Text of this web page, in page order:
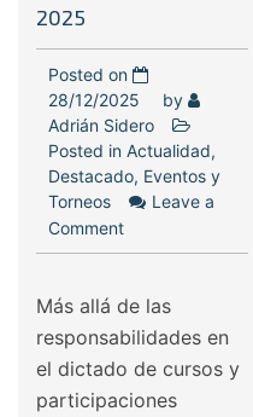
2025
Posted on
28/12/2025
by
Adrián Sidero
Posted in Actualidad,
Destacado, Eventos y
Torneos
Leave a
Comment
Más allá de las
responsabilidades en
el dictado de cursos y
participaciones